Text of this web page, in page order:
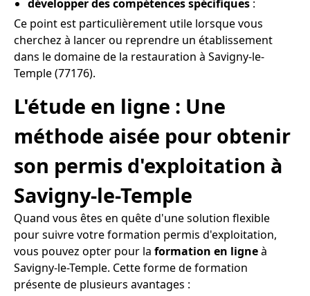
développer des compétences spécifiques :
Ce point est particulièrement utile lorsque vous
cherchez à lancer ou reprendre un établissement
dans le domaine de la restauration à Savigny-le-
Temple (77176).
L'étude en ligne : Une
méthode aisée pour obtenir
son permis d'exploitation à
Savigny-le-Temple
Quand vous êtes en quête d'une solution flexible
pour suivre votre formation permis d'exploitation,
vous pouvez opter pour la formation en ligneà
Savigny-le-Temple. Cette forme de formation
présente de plusieurs avantages :